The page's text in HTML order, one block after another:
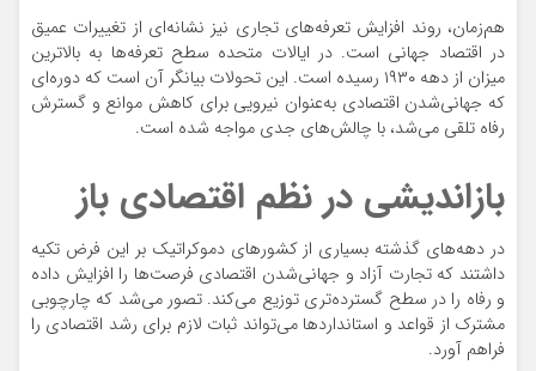
هم‌زمان، روند افزایش تعرفه‌های تجاری نیز نشانه‌ای از تغییرات عمیق
در اقتصاد جهانی است. در ایالات متحده سطح تعرفه‌ها به بالاترین
میزان از دهه ۱۹۳۰ رسیده است. این تحولات بیانگر آن است که دوره‌ای
که جهانی‌شدن اقتصادی به‌عنوان نیرویی برای کاهش موانع و گسترش
رفاه تلقی می‌شد، با چالش‌های جدی مواجه شده است.
بازاندیشی در نظم اقتصادی باز
در دهه‌های گذشته بسیاری از کشورهای دموکراتیک بر این فرض تکیه
داشتند که تجارت آزاد و جهانی‌شدن اقتصادی فرصت‌ها را افزایش داده
و رفاه را در سطح گسترده‌تری توزیع می‌کند. تصور می‌شد که چارچوبی
مشترک از قواعد و استانداردها می‌تواند ثبات لازم برای رشد اقتصادی را
فراهم آورد.